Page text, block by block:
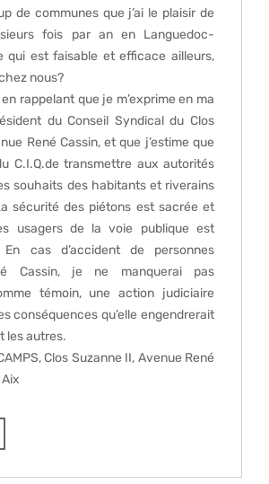
de communes que j’ai le plaisir de
fois par an en Languedoc-
qui est faisable et efficace ailleurs,
nous?
rappelant que je m’exprime en ma
du Conseil Syndical du Clos
René Cassin, et que j’estime que
C.I.Q.de transmettre aux autorités
souhaits des habitants et riverains
sécurité des piétons est sacrée et
usagers de la voie publique est
cas d’accident de personnes
Cassin, je ne manquerai pas
témoin, une action judiciaire
conséquences qu’elle engendrerait
les autres.
Clos Suzanne II, Avenue René